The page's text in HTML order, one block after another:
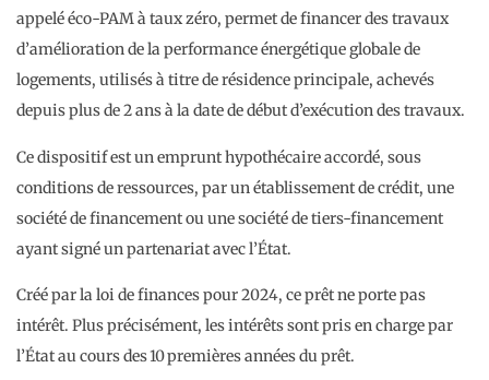
appelé éco-PAM à taux zéro, permet de financer des travaux
d’amélioration de la performance énergétique globale de
logements, utilisés à titre de résidence principale, achevés
depuis plus de 2 ans à la date de début d’exécution des travaux.
Ce dispositif est un emprunt hypothécaire accordé, sous
conditions de ressources, par un établissement de crédit, une
société de financement ou une société de tiers-financement
ayant signé un partenariat avec l’État.
Créé par la loi de finances pour 2024, ce prêt ne porte pas
intérêt. Plus précisément, les intérêts sont pris en charge par
l’État au cours des 10 premières années du prêt.